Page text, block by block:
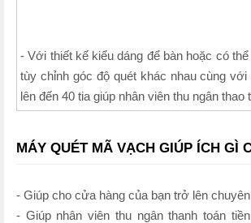
- Với thiết kế kiểu dáng để bàn hoặc có
tùy chỉnh góc độ quét khác nhau cùng
lên đến 40 tia giúp nhân viên thu ngân thao
MÁY QUÉT MÃ VẠCH GIÚP ÍCH GÌ
- Giúp cho cửa hàng của bạn trở lên
- Giúp nhân viên thu ngân thanh toán